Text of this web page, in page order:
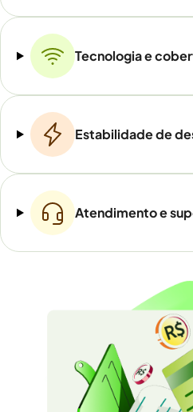
Tecnologia e
Estabilidade de
Atendimento e